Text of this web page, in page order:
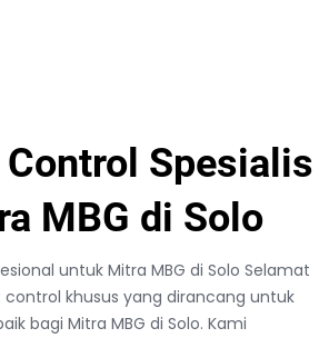
Spesialis
MBG di Solo
untuk Mitra MBG di Solo Selamat
khusus yang dirancang untuk
bagi Mitra MBG di Solo. Kami